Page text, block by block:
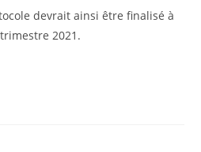
devrait ainsi être finalisé à
2021.